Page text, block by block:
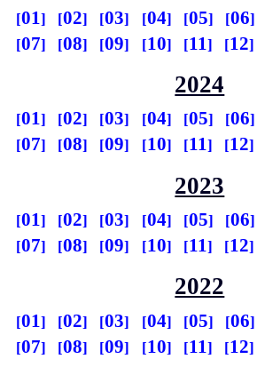
01 02 03 04 05
06
07
08 09 10 11 12
2024
01 02 03 04 05
06
07
08 09 10 11 12
2023
01 02 03 04 05
06
07
08 09 10 11 12
2022
01 02 03 04 05
06
07
08 09 10 11 12